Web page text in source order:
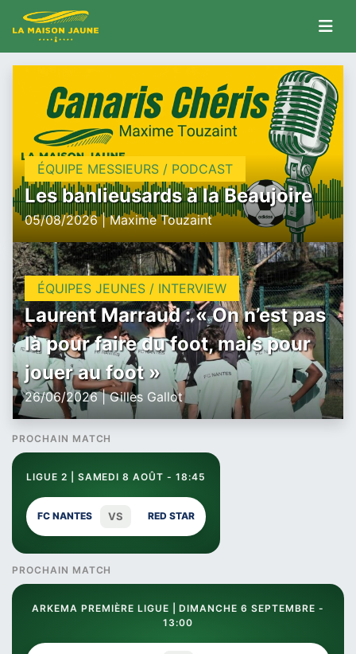
ÉQUIPE MESSIEURS / PODCAST
Les banlieusards à la Beaujoire
05/08/2026 | Maxime Touzaint
ÉQUIPES JEUNES / INTERVIEW
Laurent Marraud : « On n’est pas
là pour faire du foot, mais pour
jouer au foot »
26/06/2026 | Gilles Gallot
PROCHAIN MATCH
LIGUE 2 | SAMEDI 8 AOÛT - 18:45
FC NANTES VS RED STAR
PROCHAIN MATCH
ARKEMA PREMIÈRE LIGUE | DIMANCHE 6 SEPTEMBRE -
13:00